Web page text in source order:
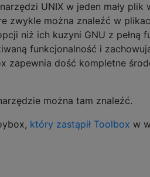
UNIX w jeden mały plik
zwykle można znaleźć w
niż ich kuzyni GNU z pełną
funkcjonalność i
zapewnia dość kompletne
można tam znaleźć.
który zastąpił Toolbox w